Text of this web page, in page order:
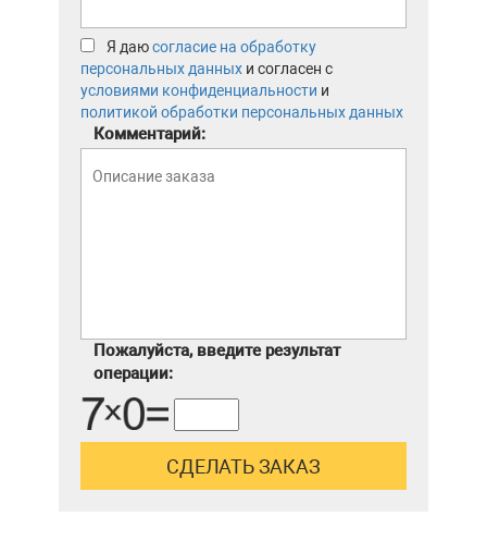
Я даюсогласие на обработку
персональных данных и согласен с
условиями конфиденциальности и
политикой обработки персональных данных
Комментарий:
Пожалуйста, введите результат
операции: